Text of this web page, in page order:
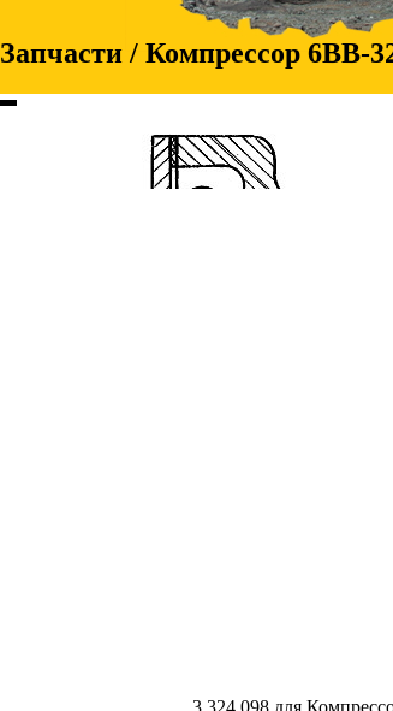
Запчасти / Компрессор 6ВВ-
3.324.098 для